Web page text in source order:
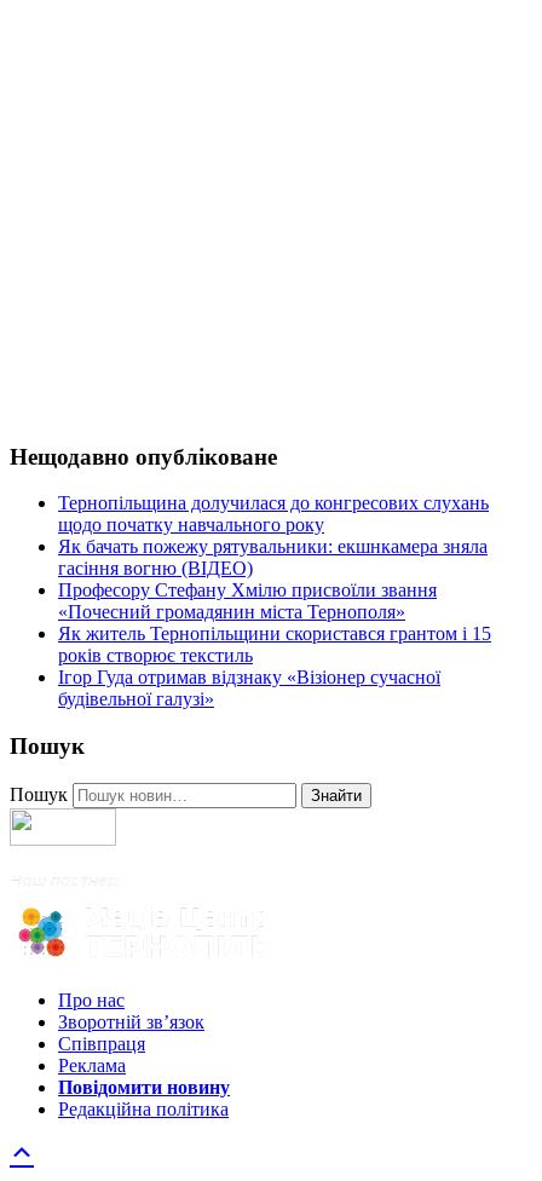
Нещодавно опубліковане
Тернопільщина долучилася до конгресових слухань
щодо початку навчального року
Як бачать пожежу рятувальники: екшнкамера зняла
гасіння вогню (ВІДЕО)
Професору Стефану Хмілю присвоїли звання
«Почесний громадянин міста Тернополя»
Як житель Тернопільщини скористався грантом і 15
років створює текстиль
Ігор Гуда отримав відзнаку «Візіонер сучасної
будівельної галузі»
Пошук
Пошук Знайти
Про нас
Зворотній зв’язок
Співпраця
Реклама
Повідомити новину
Редакційна політика